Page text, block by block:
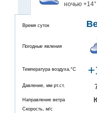
ночью +14°
Время суток
Погодные явления
Температура воздуха,°C
Давление, мм рт.ст.
Направление ветра
Скорость, м/с